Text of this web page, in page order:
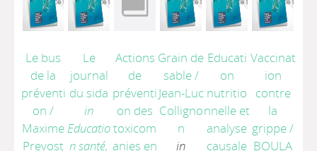
Le bus
de la
préventi
on /
Maxime
Prevost
Le
journal
du sida
in
Educatio
n santé,
Actions
de
préventi
on des
toxicom
anies en
Grain de
sable/
Jean-Luc
Colligno
n
in
Educati
on
nutritio
nnelle et
analyse
causale
Vaccinat
ion
contre
la
grippe/
BOULA